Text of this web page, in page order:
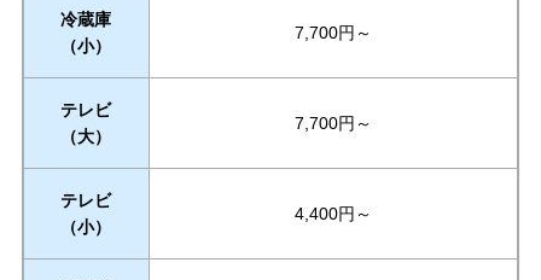
冷蔵庫
（小）
7,700円～
テレビ
（大）
7,700円～
テレビ
（小）
4,400円～